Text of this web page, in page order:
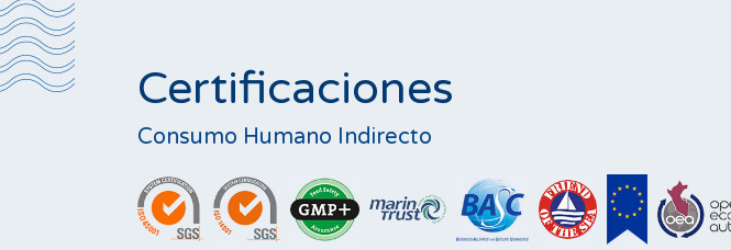
Certificaciones
Consumo Humano Indirecto